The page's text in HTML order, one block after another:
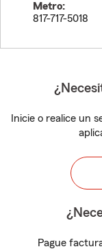
Metro:
817-717-5018
Inicie o realice un
Pague